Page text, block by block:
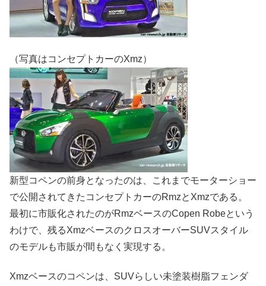
（写真はコンセプトカーのXmz）
新型コペンの前身となったのは、これまでモーターショー
で公開されてきたコンセプトカーのRmzとXmzである。
最初に市販化されたのがRmzベースのCopen Robeという
わけで、残るXmzベースのクロスオーバーSUVスタイル
のモデルも市販が間もなく実現する。
Xmzベースのコペンは、SUVらしい未塗装樹脂フェンダ